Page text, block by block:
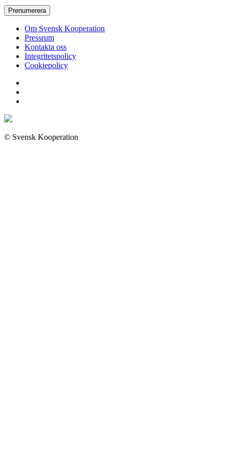
Prenumerera
Om Svensk Kooperation
Pressrum
Kontakta oss
Integritetspolicy
Cookiepolicy
© Svensk Kooperation